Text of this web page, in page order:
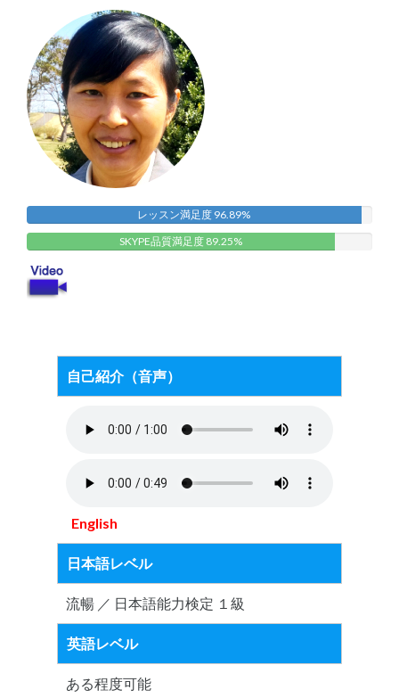
レッスン満足度 96.89%
SKYPE品質満足度 89.25%
自己紹介（音声）
English
日本語レベル
流暢 ／ 日本語能力検定 １級
英語レベル
ある程度可能